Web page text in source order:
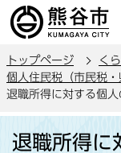
の
ー
ジ
トップページ く
個人住民税（市民税・
退職所得に対する個
退職所得に